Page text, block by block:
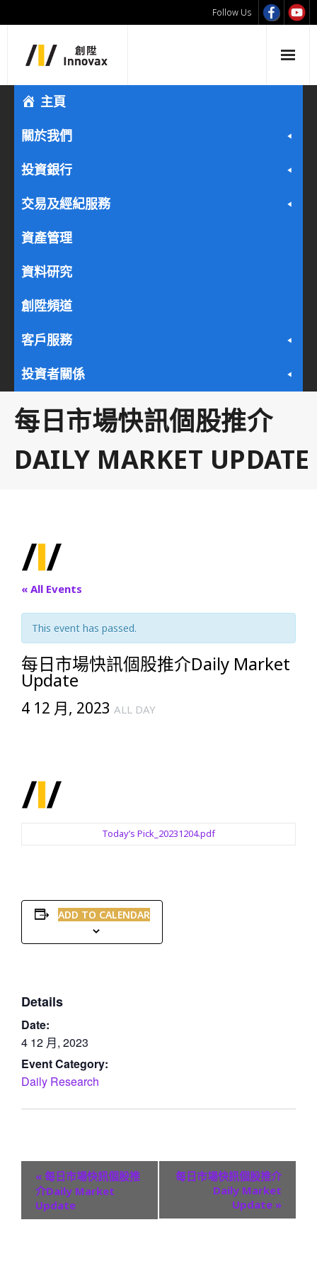
Follow Us
主頁
關於我們
投資銀行
交易及經紀服務
資產管理
資料研究
創陞頻道
客戶服務
投資者關係
每日市場快訊個股推介
DAILY MARKET UPDATE
« All Events
This event has passed.
每日市場快訊個股推介Daily Market
Update
4 12 月, 2023 ALL DAY
Today’s Pick_20231204.pdf
ADD TO CALENDAR
Details
Date:
4 12 月, 2023
Event Category:
Daily Research
« 每日市場快訊個股推
介Daily Market
Update
每日市場快訊個股推介
Daily Market
Update »